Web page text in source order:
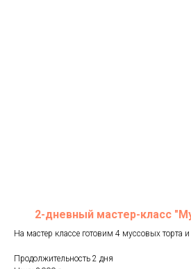
2-дневный мастер-класс
На мастер классе готовим 4 муссовых торта
Продолжительность 2 дня